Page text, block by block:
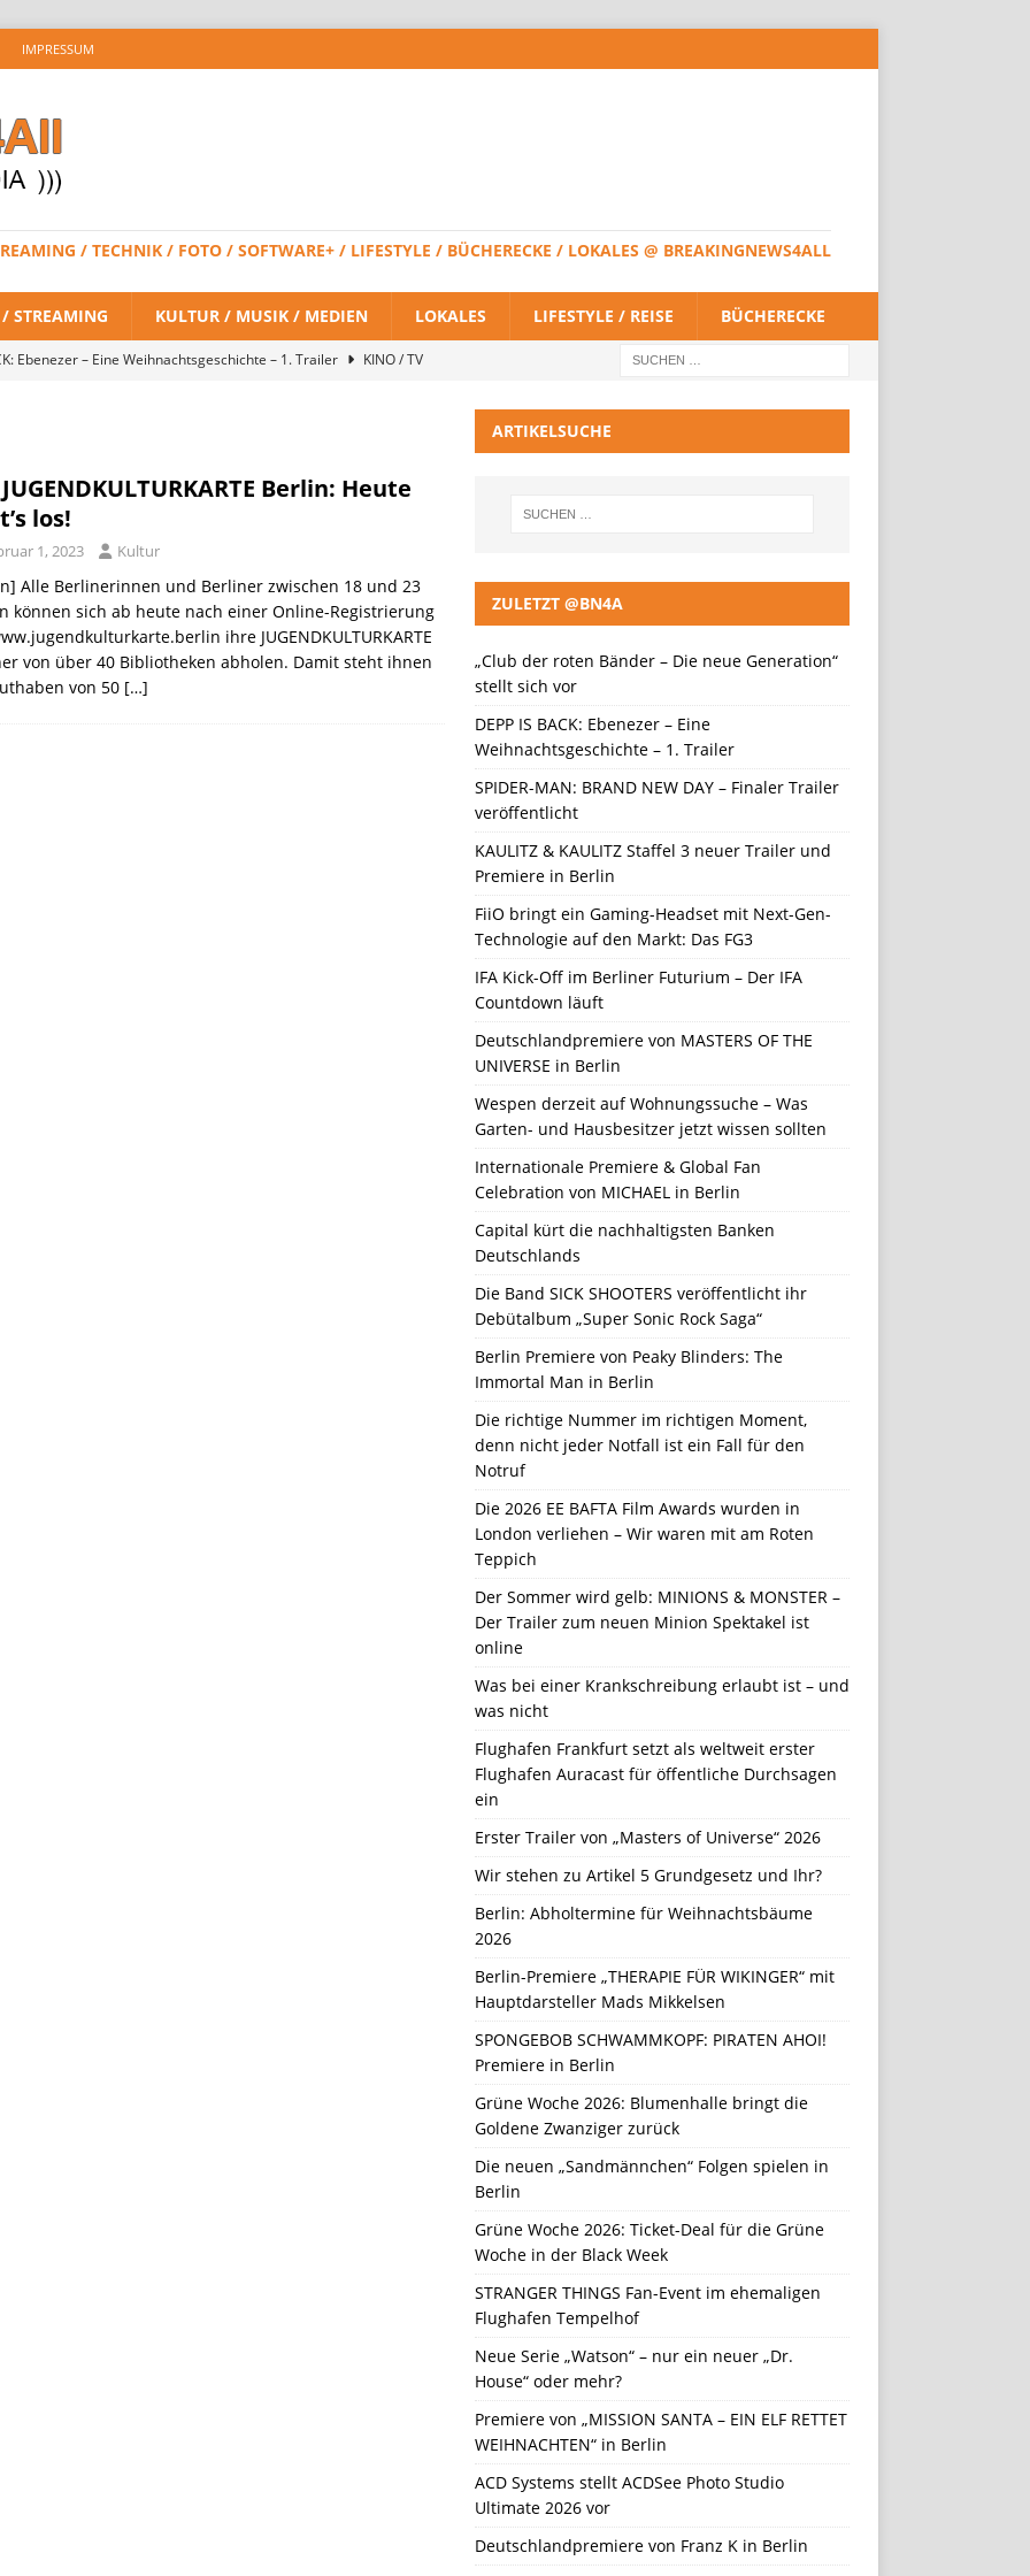
IMPRESSUM
/ TECHNIK / FOTO / SOFTWARE+ / LIFESTYLE / BÜCHERECKE / LOKALES @ BREAKINGNEWS4ALL
STREAMING KULTUR / MUSIK / MEDIEN LOKALES LIFESTYLE / REISE BÜCHERECKE
Ebenezer – Eine Weihnachtsgeschichte – 1. Trailer
KINO / TV
Staffel 3 neuer Trailer und Premiere in Berlin
Gaming-Headset mit Next-Gen-Technologie auf den Markt: Das
Bänder – Die neue Generation“ stellt sich vor
KINO / TV /
Berlin: Heute
los!
1, 2023 Kultur
Alle Berlinerinnen und Berliner zwischen 18 und 23
können sich ab heute nach einer Online-Registrierung
ihre JUGENDKULTURKARTE
von über 40 Bibliotheken abholen. Damit steht ihnen
von 50 […]
ARTIKELSUCHE
ZULETZT @BN4A
„Club der roten Bänder – Die neue Generation“
stellt sich vor
DEPP IS BACK: Ebenezer – Eine
Weihnachtsgeschichte – 1. Trailer
SPIDER-MAN: BRAND NEW DAY – Finaler Trailer
veröffentlicht
KAULITZ & KAULITZ Staffel 3 neuer Trailer und
Premiere in Berlin
FiiO bringt ein Gaming-Headset mit Next-Gen-
Technologie auf den Markt: Das FG3
IFA Kick-Off im Berliner Futurium – Der IFA
Countdown läuft
Deutschlandpremiere von MASTERS OF THE
UNIVERSE in Berlin
Wespen derzeit auf Wohnungssuche – Was
Garten- und Hausbesitzer jetzt wissen sollten
Internationale Premiere & Global Fan
Celebration von MICHAEL in Berlin
Capital kürt die nachhaltigsten Banken
Deutschlands
Die Band SICK SHOOTERS veröffentlicht ihr
Debütalbum „Super Sonic Rock Saga“
Berlin Premiere von Peaky Blinders: The
Immortal Man in Berlin
Die richtige Nummer im richtigen Moment,
denn nicht jeder Notfall ist ein Fall für den
Notruf
Die 2026 EE BAFTA Film Awards wurden in
London verliehen – Wir waren mit am Roten
Teppich
Der Sommer wird gelb: MINIONS & MONSTER –
Der Trailer zum neuen Minion Spektakel ist
online
Was bei einer Krankschreibung erlaubt ist – und
was nicht
Flughafen Frankfurt setzt als weltweit erster
Flughafen Auracast für öffentliche Durchsagen
ein
Erster Trailer von „Masters of Universe“ 2026
Wir stehen zu Artikel 5 Grundgesetz und Ihr?
Berlin: Abholtermine für Weihnachtsbäume
2026
Berlin-Premiere „THERAPIE FÜR WIKINGER“ mit
Hauptdarsteller Mads Mikkelsen
SPONGEBOB SCHWAMMKOPF: PIRATEN AHOI!
Premiere in Berlin
Grüne Woche 2026: Blumenhalle bringt die
Goldene Zwanziger zurück
Die neuen „Sandmännchen“ Folgen spielen in
Berlin
Grüne Woche 2026: Ticket-Deal für die Grüne
Woche in der Black Week
STRANGER THINGS Fan-Event im ehemaligen
Flughafen Tempelhof
Neue Serie „Watson“ – nur ein neuer „Dr.
House“ oder mehr?
Premiere von „MISSION SANTA – EIN ELF RETTET
WEIHNACHTEN“ in Berlin
ACD Systems stellt ACDSee Photo Studio
Ultimate 2026 vor
Deutschlandpremiere von Franz K in Berlin